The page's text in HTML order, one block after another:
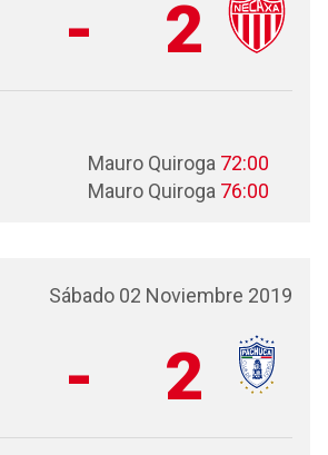
- 2
Mauro Quiroga 72:00
Mauro Quiroga 76:00
Sábado 02 Noviembre 2019
- 2